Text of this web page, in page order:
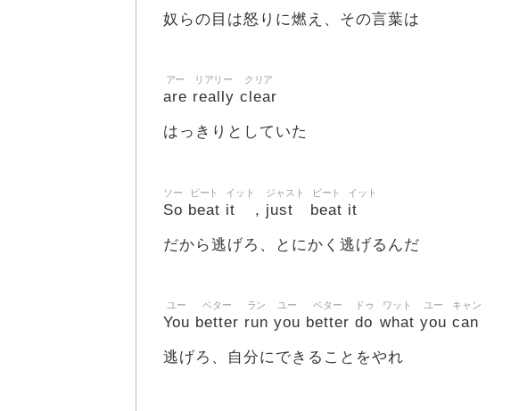
奴らの目は怒りに燃え、その言葉は
are
アー
really
リアリー
clear
クリア
はっきりとしていた
So
ソー
beat
ビート
it
イット
, just
ジャスト
beat
ビート
it
イット
だから逃げろ、とにかく逃げるんだ
You
ユー
better
ベター
run
ラン
you
ユー
better
ベター
do
ドゥ
what
ワット
you
ユー
can
キャン
逃げろ、自分にできることをやれ